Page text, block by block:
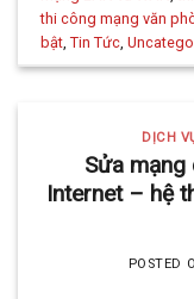
thi công mạng văn
bật,Tin Tức,
DỊCH
Sửa mạng
Internet – hệ
POSTED